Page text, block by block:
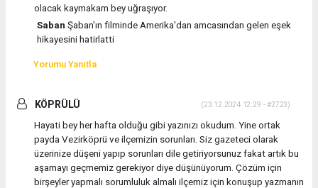
olacak kaymakam bey uğraşıyor.
Saban Şaban'ın filminde Amerika'dan amcasından gelen eşek
hikayesini hatirlatti
Yorumu Yanıtla
KÖPRÜLÜ (23.12.2024 12:29 - #2723)
Hayati bey her hafta olduğu gibi yazınızı okudum. Yine ortak
payda Vezirköprü ve ilçemizin sorunları. Siz gazeteci olarak
üzerinize düşeni yapıp sorunları dile getiriyorsunuz fakat artık bu
aşamayı geçmemiz gerekiyor diye düşünüyorum. Çözüm için
birşeyler yapmalı sorumluluk almalı ilçemiz için konuşup yazmanın